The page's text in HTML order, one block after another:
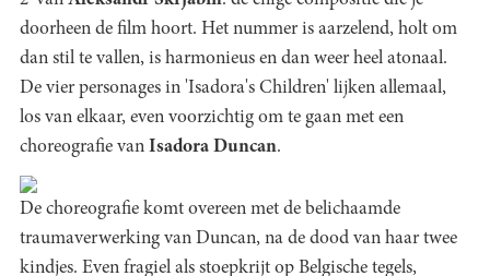
doorheen de film hoort. Het nummer is aarzelend, holt om
dan stil te vallen, is harmonieus en dan weer heel atonaal.
De vier personages in 'Isadora's Children' lijken allemaal,
los van elkaar, even voorzichtig om te gaan met een
choreografie van Isadora Duncan.
De choreografie komt overeen met de belichaamde
traumaverwerking van Duncan, na de dood van haar twee
kindjes. Even fragiel als stoepkrijt op Belgische tegels,